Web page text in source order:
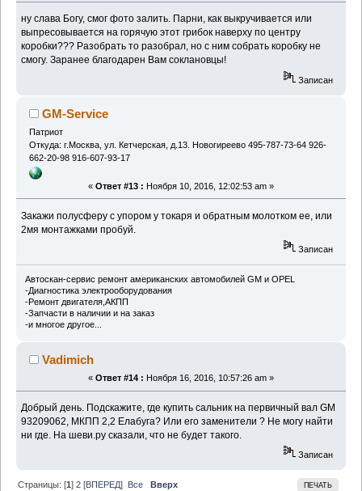
ну слава Богу, смог фото залить. Парни, как выкручивается или
выпресовывается на горячую этот грибок наверху по центру
коробки??? Разобрать то разобрал, но с ним собрать коробку не
смогу. Заранее благодарен Вам соклановцы!
Записан
GM-Service
Патриот
Откуда: г.Москва, ул. Кетчерская, д.13. Новогиреево 495-787-73-64 926-
662-20-98 916-607-93-17
« Ответ #13 : Ноября 10, 2016, 12:02:53 am »
Закажи полусферу с упором у токаря и обратным молотком ее, или
2мя монтажками пробуй.
Записан
Автоскан-сервис ремонт американских автомобилей GM и OPEL
-Диагностика электрооборудования
-Ремонт двигателя,АКПП
-Запчасти в наличии и на заказ
-и многое другое...
Vadimich
« Ответ #14 : Ноября 16, 2016, 10:57:26 am »
Добрый день. Подскажите, где купить сальник на первичный вал GM
93209062, МКПП 2,2 Елабуга? Или его заменители ? Не могу найти
ни где. На шеви.ру сказали, что не будет такого.
Записан
ПЕЧАТЬ
Страницы: [1]2 [ВПЕРЕД] Все
Вверх